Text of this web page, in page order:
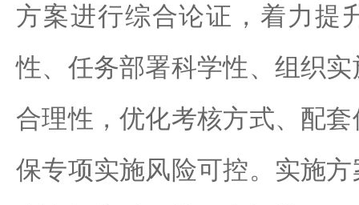
方案进行综合论证，着力提
性、任务部署科学性、组织
合理性，优化考核方式、配
保专项实施风险可控。实施